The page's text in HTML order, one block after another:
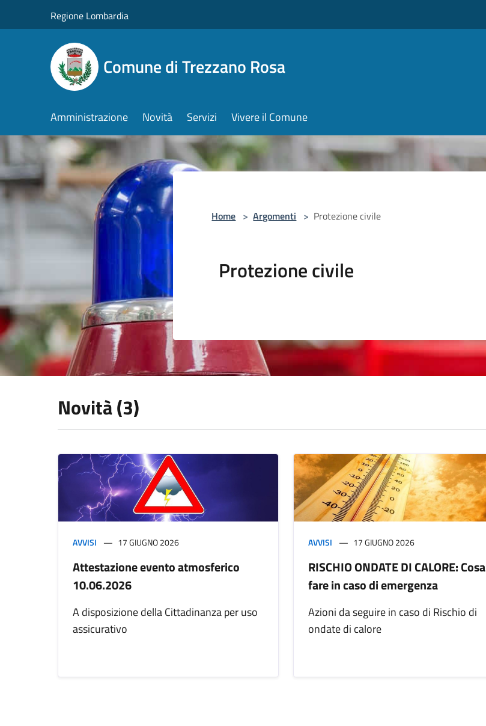
Regione Lombardia
Comune di Trezzano Rosa
Amministrazione Novità Servizi Vivere il Comune
Home > Argomenti > Protezione civile
Protezione civile
Novità (3)
AVVISI 17 GIUGNO 2026
Attestazione evento atmosferico
10.06.2026
A disposizione della Cittadinanza per uso
assicurativo
AVVISI 17 GIUGNO 2026
RISCHIO ONDATE DI CALORE: Cosa
fare in caso di emergenza
Azioni da seguire in caso di Rischio di
ondate di calore